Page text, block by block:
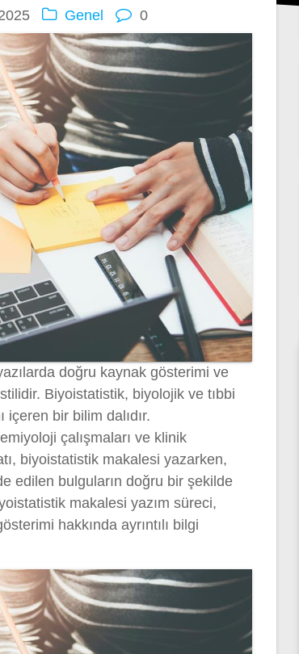
Genel 0
doğru kaynak gösterimi ve
Biyoistatistik, biyolojik ve tıbbi
bir bilim dalıdır.
çalışmaları ve klinik
biyoistatistik makalesi yazarken,
edilen bulguların doğru bir şekilde
makalesi yazım süreci,
hakkında ayrıntılı bilgi